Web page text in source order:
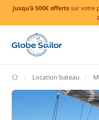
Jusqu'à 500€ offertssur votre
GlobeSailor
Location bateau